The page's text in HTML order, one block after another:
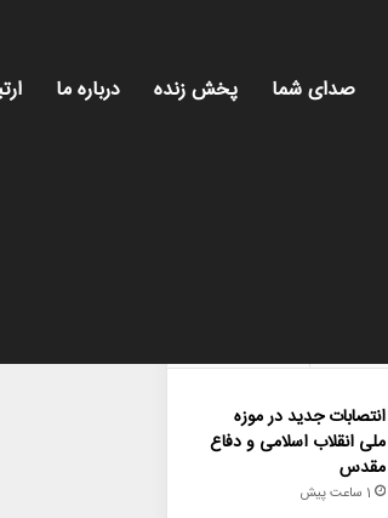
صدای شما پخش زنده درباره ما
انتصابات جدید در موزه
ملی انقلاب اسلامی و دفاع
مقدس
1 ساعت پیش